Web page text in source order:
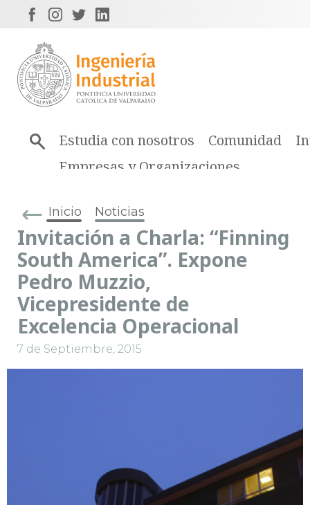
Estudia con nosotros Comunidad
Empresas y Organizaciones
Inicio Noticias
Invitación a Charla: “Finning
South America”. Expone
Pedro Muzzio,
Vicepresidente de
Excelencia Operacional
7 de Septiembre, 2015